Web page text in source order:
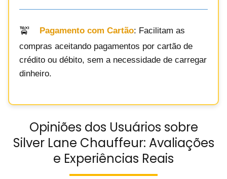
Pagamento com Cartão: Facilitam as
compras aceitando pagamentos por cartão de
crédito ou débito, sem a necessidade de carregar
dinheiro.
Opiniões dos Usuários sobre
Silver Lane Chauffeur: Avaliações
e Experiências Reais